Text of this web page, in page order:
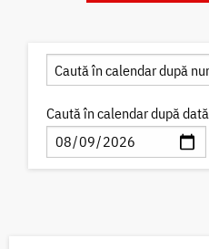
Caută în calendar după dată